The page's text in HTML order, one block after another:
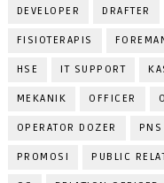
DEVELOPER DRAFTER
FISIOTERAPIS
HSE IT SUPPORT
MEKANIK OFFICER
OPERATOR DOZER PNS
PROMOSI PUBLIC